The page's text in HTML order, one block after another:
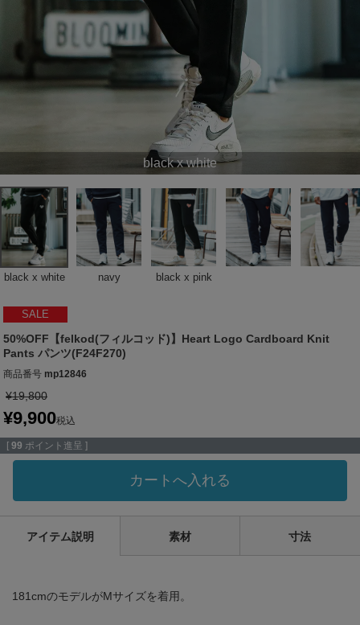
black x white
black x white navy black x pink
SALE
50%OFF【felkod(フィルコッド)】Heart Logo Cardboard Knit
Pants パンツ(F24F270)
商品番号 mp12846
¥19,800
¥9,900税込
[ 99 ポイント進呈 ]
カートへ入れる
アイテム説明 素材 寸法
181cmのモデルがMサイズを着用。